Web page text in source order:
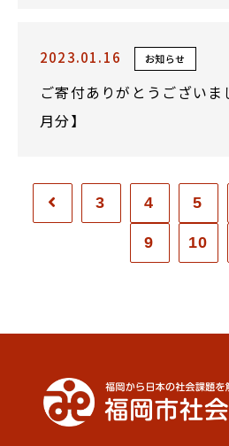
2023.01.16 お知らせ
ご寄付ありがとうござい
月分】
3 4 5
9 10